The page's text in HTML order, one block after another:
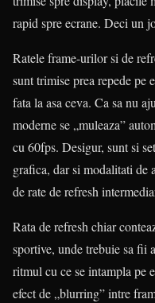
rapid spre ecrane. Deci un
Ratele frame-urilor si de
sunt trimise prea repede pe
fata la asa ceva. Ca sa nu
moderne se „muleaza”
cu 60fps. Desigur, sunt si
grafica, dar si modalitati de
de rate de refresh
Rata de refresh chiar
sportive, unde trebuie sa fii
ritmul cu ce se intampla pe
efect de „blurring” intre